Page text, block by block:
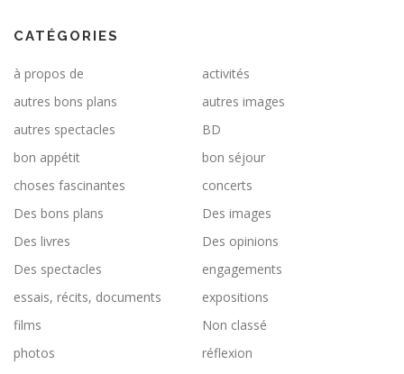
CATÉGORIES
à propos de
activités
autres bons plans
autres images
autres spectacles
BD
bon appétit
bon séjour
choses fascinantes
concerts
Des bons plans
Des images
Des livres
Des opinions
Des spectacles
engagements
essais, récits, documents
expositions
films
Non classé
photos
réflexion